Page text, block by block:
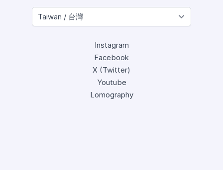
Instagram
Facebook
X (Twitter)
Youtube
Lomography